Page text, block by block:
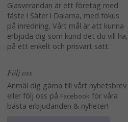
Glasverandan är ett företag med
fäste i Säter i Dalarna, med fokus
på inredning. Vårt mål är att kunna
erbjuda dig som kund det du vill ha,
på ett enkelt och prisvärt sätt.
Följ oss
Anmäl dig gärna till vårt nyhetsbrev
eller följ oss på Facebook för våra
bästa erbjudanden & nyheter!